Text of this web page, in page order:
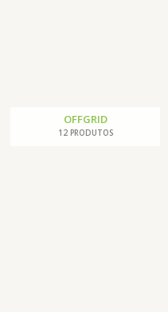
OFFGRID
12 PRODUTOS